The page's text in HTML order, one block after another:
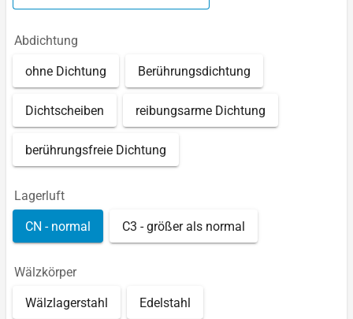
Abdichtung
ohne Dichtung Berührungsdichtung
Dichtscheiben reibungsarme Dichtung
berührungsfreie Dichtung
Lagerluft
CN - normal C3 - größer als normal
Wälzkörper
Wälzlagerstahl Edelstahl